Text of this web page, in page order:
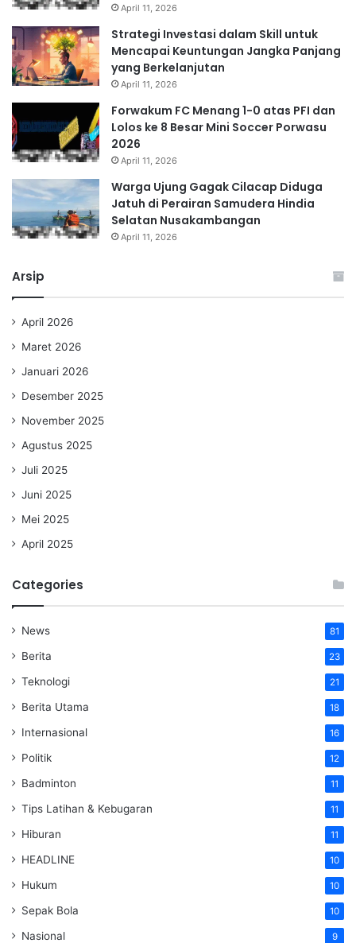
April 11, 2026
Strategi Investasi dalam Skill untuk
Mencapai Keuntungan Jangka Panjang
yang Berkelanjutan
April 11, 2026
Forwakum FC Menang 1-0 atas PFI dan
Lolos ke 8 Besar Mini Soccer Porwasu
2026
April 11, 2026
Warga Ujung Gagak Cilacap Diduga
Jatuh di Perairan Samudera Hindia
Selatan Nusakambangan
April 11, 2026
Arsip
April 2026
Maret 2026
Januari 2026
Desember 2025
November 2025
Agustus 2025
Juli 2025
Juni 2025
Mei 2025
April 2025
Categories
News 81
Berita 23
Teknologi 21
Berita Utama 18
Internasional 16
Politik 12
Badminton 11
Tips Latihan & Kebugaran 11
Hiburan 11
HEADLINE 10
Hukum 10
Sepak Bola 10
Nasional 9